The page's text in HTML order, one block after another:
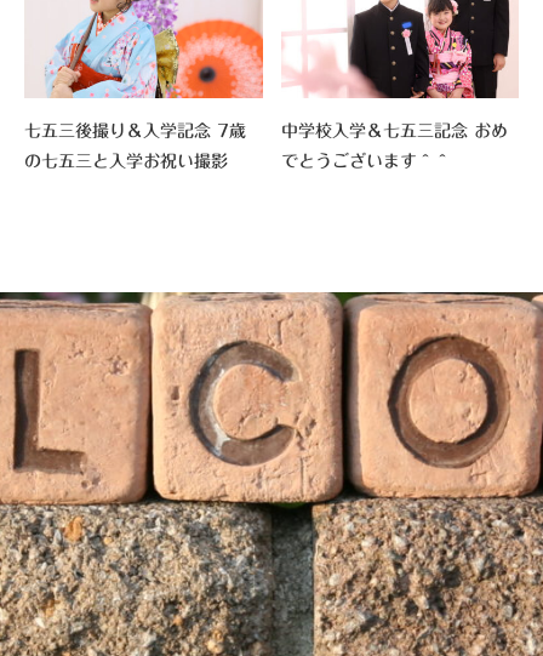
七五三後撮り＆入学記念 7歳
の七五三と入学お祝い撮影
中学校入学＆七五三記念 おめ
でとうございます＾＾